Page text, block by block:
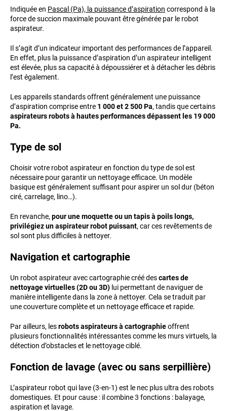
Indiquée en Pascal (Pa), la puissance d’aspiration correspond à la
force de succion maximale pouvant être générée par le robot
aspirateur.
Il s’agit d’un indicateur important des performances de l’appareil.
En effet, plus la puissance d’aspiration d’un aspirateur intelligent
est élevée, plus sa capacité à dépoussiérer et à détacher les débris
l’est également.
Les appareils standards offrent généralement une puissance
d’aspiration comprise entre 1 000 et 2 500 Pa, tandis que certains
aspirateurs robots à hautes performances dépassent les 19 000
Pa.
Type de sol
Choisir votre robot aspirateur en fonction du type de sol est
nécessaire pour garantir un nettoyage efficace. Un modèle
basique est généralement suffisant pour aspirer un sol dur (béton
ciré, carrelage, lino…).
En revanche, pour une moquette ou un tapis à poils longs,
privilégiez un aspirateur robot puissant, car ces revêtements de
sol sont plus difficiles à nettoyer.
Navigation et cartographie
Un robot aspirateur avec cartographie créé descartes de
nettoyage virtuelles (2D ou 3D) lui permettant de naviguer de
manière intelligente dans la zone à nettoyer. Cela se traduit par
une couverture complète et un nettoyage efficace et rapide.
Par ailleurs, lesrobots aspirateurs à cartographieoffrent
plusieurs fonctionnalités intéressantes comme les murs virtuels, la
détection d’obstacles et le nettoyage ciblé.
Fonction de lavage (avec ou sans serpillière)
L’aspirateur robot qui lave (3-en-1) est le nec plus ultra des robots
domestiques. Et pour cause : il combine 3 fonctions : balayage,
aspiration et lavage.